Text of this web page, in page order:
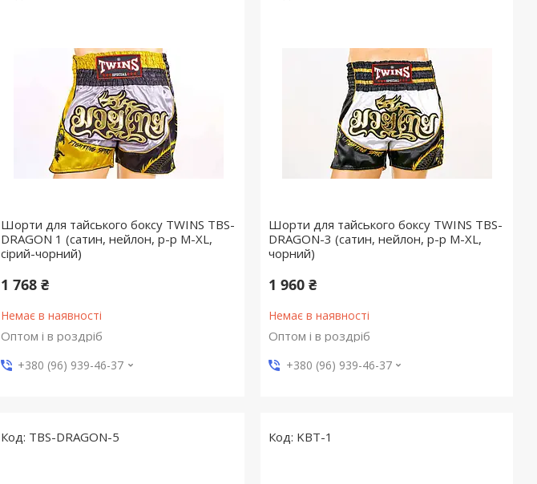
Шорти для тайського боксу TWINS TBS-
DRAGON 1 (сатин, нейлон, р-р M-XL,
сірий-чорний)
1 768 ₴
Немає в наявності
Оптом і в роздріб
+380 (96) 939-46-37
Шорти для тайського боксу TWINS TBS-
DRAGON-3 (сатин, нейлон, р-р M-XL,
чорний)
1 960 ₴
Немає в наявності
Оптом і в роздріб
+380 (96) 939-46-37
TBS-DRAGON-5 KBT-1